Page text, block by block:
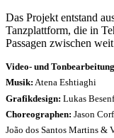
Das Projekt entstand
Tanzplattform, die in
Passagen zwischen
Video- und
Musik: Atena Eshtiaghi
Grafikdesign: Lukas
Choreographen: Jason
João dos Santos Martins &